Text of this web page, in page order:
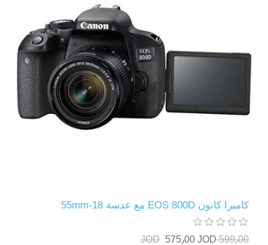
كاميرا كانون EOS 800D مع عدسة 18-55mm
599٫00 JOD 575٫00 JOD